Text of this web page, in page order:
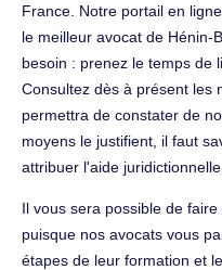
France. Notre portail en
le meilleur avocat de Hénin-
besoin : prenez le temps de
Consultez dès à présent les
permettra de constater de
moyens le justifient, il faut
attribuer l'aide
Il vous sera possible de
puisque nos avocats vous
étapes de leur formation et